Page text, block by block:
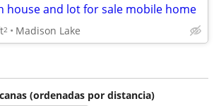
house and lot for sale mobile home
2 Madison Lake
(ordenadas por distancia)